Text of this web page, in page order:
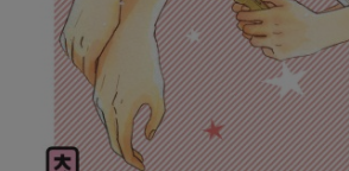
Cultura Fnac
Se connecter
Hunter x Hunter
Fire Force
Black Butler